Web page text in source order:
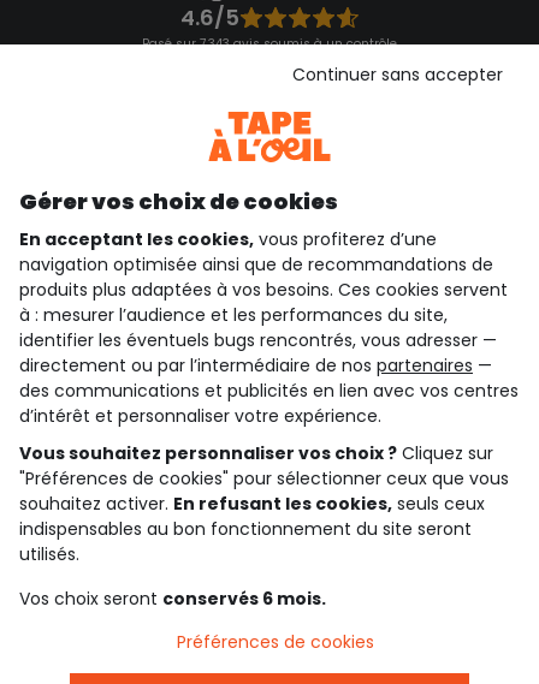
4.6/5
Basé sur 7 343 avis soumis à un contrôle
Consulter les CGU
qui sommes-nous ?
besoin d'aide ?
le club fidélité
notre catalogue
Conditions générales de ventes et d'utilisation
Conditions d’utilisation des réseaux sociaux
Politique de confidentialité
Cookies et données personnelles
Paramètres des cookies
Gérer vos choix de cookies
En acceptant les cookies, vous profiterez d’une
navigation optimisée ainsi que de recommandations de
produits plus adaptées à vos besoins. Ces cookies servent
à : mesurer l’audience et les performances du site,
identifier les éventuels bugs rencontrés, vous adresser —
directement ou par l’intermédiaire de nos partenaires —
des communications et publicités en lien avec vos centres
d’intérêt et personnaliser votre expérience.
Vous souhaitez personnaliser vos choix ? Cliquez sur
"Préférences de cookies" pour sélectionner ceux que vous
souhaitez activer. En refusant les cookies, seuls ceux
indispensables au bon fonctionnement du site seront
utilisés.
Vos choix seront conservés 6 mois.
Continuer sans accepter
Préférences de cookies